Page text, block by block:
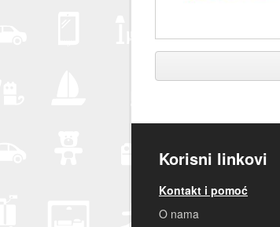
Korisni linkovi
Kontakt i pomoć
O nama